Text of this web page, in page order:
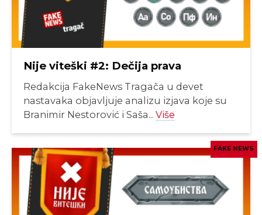
Nije viteški #2: Dečija prava
Redakcija FakeNews Tragača u devet
nastavaka objavljuje analizu izjava koje su
Branimir Nestorović i Saša... Više
FAKE NEWS